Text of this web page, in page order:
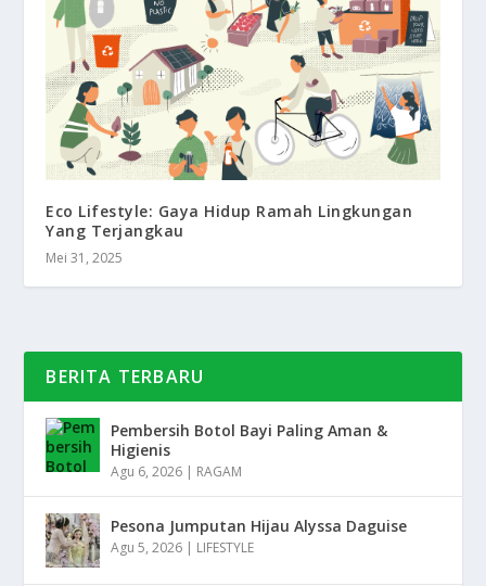
Eco Lifestyle: Gaya Hidup Ramah Lingkungan
Yang Terjangkau
Mei 31, 2025
BERITA TERBARU
Pembersih Botol Bayi Paling Aman &
Higienis
Agu 6, 2026 | RAGAM
Pesona Jumputan Hijau Alyssa Daguise
Agu 5, 2026 | LIFESTYLE